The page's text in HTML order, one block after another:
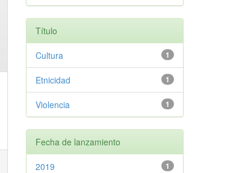
Título
1
Cultura
1
Etnicidad
1
Violencia
Fecha de lanzamiento
1
2019